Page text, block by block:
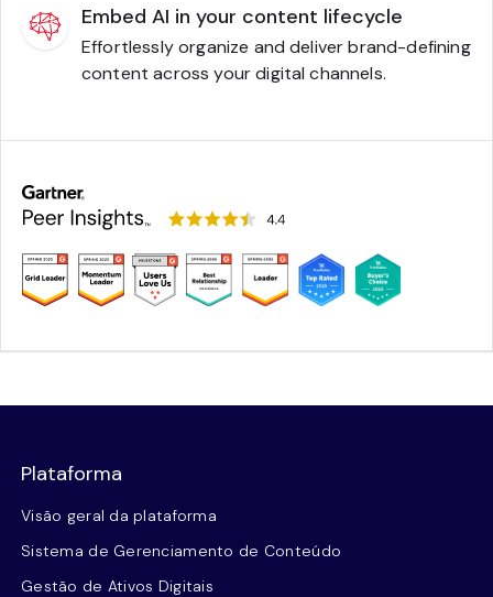
Embed AI in your content lifecycle
Effortlessly organize and deliver brand-defining
content across your digital channels.
Plataforma
Visão geral da plataforma
Sistema de Gerenciamento de Conteúdo
Gestão de Ativos Digitais